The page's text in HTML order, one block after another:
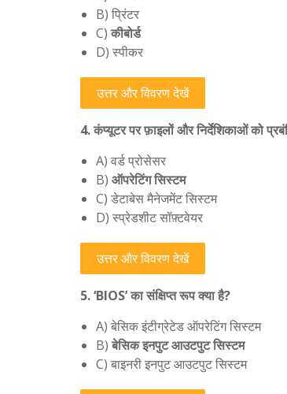
B) प्रिंटर
C)कीबोर्ड
D) स्पीकर
उत्तर और विवरण देखें
4. कंप्यूटर पर फ़ाइलों और निर्देशिकाओं को
A) वर्ड प्रोसेसर
B) ऑपरेटिंग सिस्टम
C) डेटाबेस मैनेजमेंट सिस्टम
D) स्प्रेडशीट सॉफ़्टवेयर
उत्तर और विवरण देखें
5. ‘BIOS’ का संक्षिप्त रूप क्या है?
A) बेसिक इंटीग्रेटेड ऑपरेटिंग सिस्टम
B)बेसिक इनपुट आउटपुट सिस्टम
C) बाइनरी इनपुट आउटपुट सिस्टम